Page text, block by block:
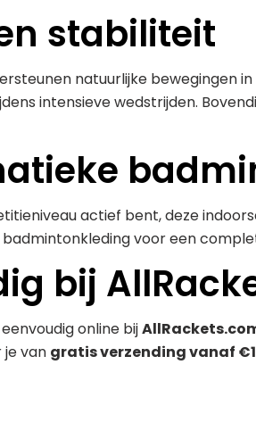
stabiliteit
natuurlijke bewegingen
intensieve wedstrijden.
actief bent, deze
voor een
bij
eenvoudig online bij
je van gratis verzending vanaf